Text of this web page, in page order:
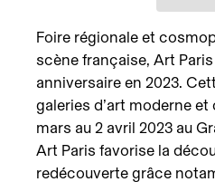
Foire régionale et
scène française, Art
anniversaire en 2023.
galeries d’art moderne
mars au 2 avril 2023 au
Art Paris favorise la
redécouverte grâce